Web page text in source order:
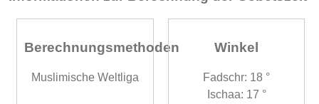
Berechnungsmethoden
Muslimische Weltliga
Winkel
Fadschr: 18 °
Ischaa: 17 °